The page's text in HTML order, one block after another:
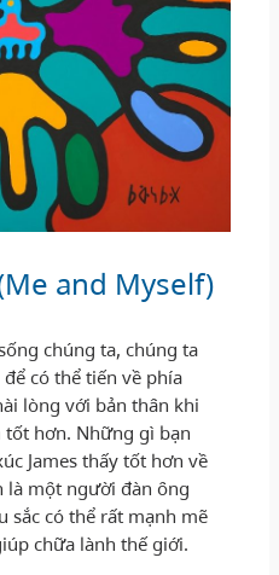
and Myself)
chúng ta, chúng ta
có thể tiến về phía
lòng với bản thân khi
hơn. Những gì bạn
James thấy tốt hơn về
là một người đàn ông
sắc có thể rất mạnh mẽ
chữa lành thế giới.